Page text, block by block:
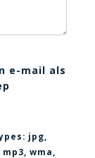
e-mail als
jpg,
wma,